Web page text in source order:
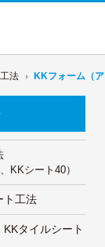
法 KKフォーム（ア
KKシート40）
ト工法
KKタイルシート